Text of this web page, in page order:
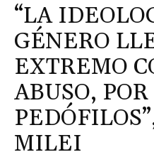
“LA
GÉNERO
EXTREMO
ABUSO,
MILEI